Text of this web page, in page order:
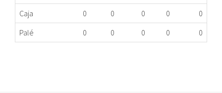
Caja
0 0 0 0
0
Palé
0 0 0 0 0